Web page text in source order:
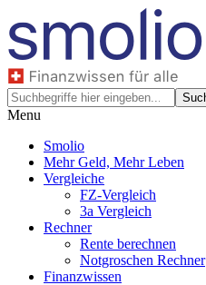
Menu
Smolio
Mehr Geld, Mehr Leben
Vergleiche
FZ-Vergleich
3a Vergleich
Rechner
Rente berechnen
Notgroschen Rechner
Finanzwissen